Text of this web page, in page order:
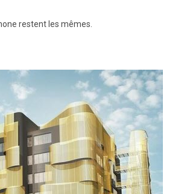
restent les mêmes.